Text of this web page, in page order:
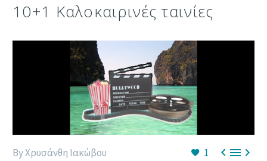
10+1 Καλοκαιρινές ταινίες
1 
By Χρυσάνθη Ιακώβου